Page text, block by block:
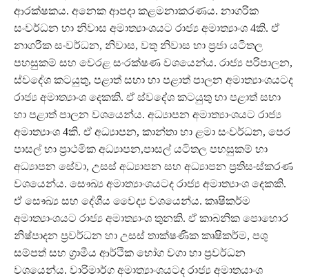
ආරක්ෂකය. අනෙක ආපදා කළමනාකරණය. නාගරික
සංවර්ධන හා නිවාස අමාත්‍යාංශයට රාජ්‍ය අමාත්‍යාංශ 4කි. ඒ
නාගරික සංවර්ධන, නිවාස, වතු නිවාස හා ප්‍රජා යටිතල
පහසුකම් සහ වෙරළ සංරක්ෂණ වශයෙන්ය. රාජ්‍ය පරිපාලන,
ස්වදේශ කටයුතු, පළාත් සභා හා පළාත් පාලන අමාත්‍යාංශයටද
රාජ්‍ය අමාත්‍යාංශ දෙකකි. ඒ ස්වදේශ කටයුතු හා පළාත් සභා
හා පළාත් පාලන වශයෙන්ය. අධ්‍යාපන අමාත්‍යාංශයට රාජ්‍ය
අමාත්‍යාංශ 4කි. ඒ අධ්‍යාපන, කාන්තා හා ළමා සංවර්ධන, පෙර
පාසල් හා ප්‍රාථමික අධ්‍යාපන,පාසල් යටිතල පහසුකම් හා
අධ්‍යාපන සේවා, උසස් අධ්‍යාපන සහ අධ්‍යාපන ප්‍රතිසංස්කරණ
වශයෙන්ය. සෞඛ්‍ය අමාත්‍යාංශයටද රාජ්‍ය අමාත්‍යාංශ දෙකකි.
ඒ සෞඛ්‍ය සහ දේශීය වෛද්‍ය වශයෙන්ය. කෘෂිකර්ම
අමාත්‍යාංශයට රාජ්‍ය අමාත්‍යාංශ තුනකි. ඒ කාබනික පොහොර
නිෂ්පාදන ප්‍රවර්ධන හා උසස් තාක්ෂණික කෘෂිකර්ම, පශු
සම්පත් සහ ග්‍රාමීය ආර්ථික භෝග වගා හා ප්‍රවර්ධන
වශයෙන්ය. වාරිමාර්ග අමාත්‍යාංශයටද රාජ්‍ය අමාතයාංශ